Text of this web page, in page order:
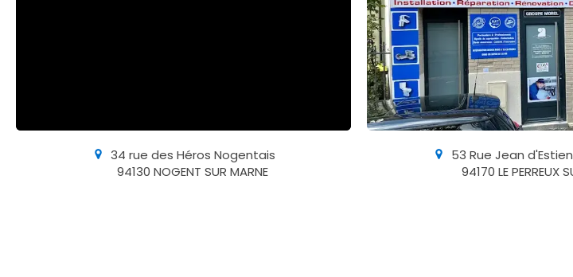
34 rue des Héros Nogentais
94130 NOGENT SUR MARNE
53 Rue Jean
94170 LE PERREUX